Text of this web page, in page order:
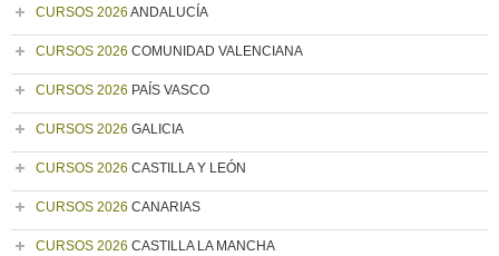
CURSOS 2026 ANDALUCÍA
CURSOS 2026 COMUNIDAD VALENCIANA
CURSOS 2026 PAÍS VASCO
CURSOS 2026 GALICIA
CURSOS 2026 CASTILLA Y LEÓN
CURSOS 2026 CANARIAS
CURSOS 2026 CASTILLA LA MANCHA